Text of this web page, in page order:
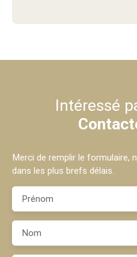
Intéressé
Merci de remplir le formulaire,
dans les plus brefs délais.
Prénom
Nom